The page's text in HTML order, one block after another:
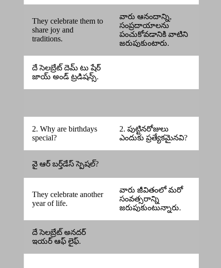
They celebrate them to
share joy and
traditions.
వారు ఆనందాన్ని,
సంప్రదాయాలను
పంచుకోవడానికి వాటిని
జరుపుకుంటారు.
దే సెలబ్రేట్ దెమ్ టు షేర్
జాయ్ అండ్ ట్రడిషన్స్.
2. Why are birthdays
special?
2. పుట్టినరోజులు
ఎందుకు ప్రత్యేకమైనవి?
వై ఆర్ బర్త్‌డేస్ స్పెషల్?
They celebrate another
year of life.
వారు జీవితంలో మరో
సంవత్సరాన్ని
జరుపుకుంటున్నారు.
దే సెలబ్రేట్ అనదర్
ఇయర్ ఆఫ్ లైఫ్.